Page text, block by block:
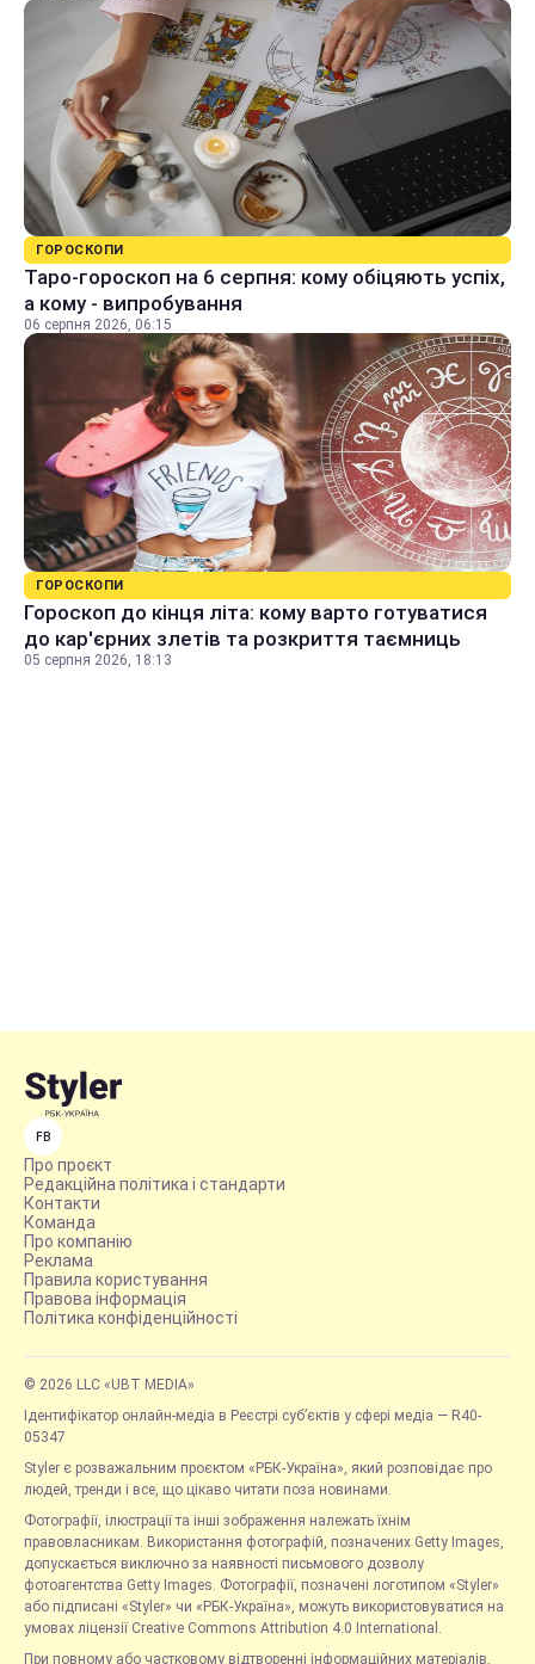
ГОРОСКОПИ
Таро-гороскоп на 6 серпня: кому обіцяють успіх,
а кому - випробування
06 серпня 2026, 06:15
ГОРОСКОПИ
Гороскоп до кінця літа: кому варто готуватися
до кар'єрних злетів та розкриття таємниць
05 серпня 2026, 18:13
FB
Про проєкт
Редакційна політика і стандарти
Контакти
Команда
Про компанію
Реклама
Правила користування
Правова інформація
Політика конфіденційності
© 2026 LLC «UBT MEDIA»
Ідентифікатор онлайн-медіа в Реєстрі суб’єктів у сфері медіа — R40-
05347
Styler є розважальним проєктом «РБК-Україна», який розповідає про
людей, тренди і все, що цікаво читати поза новинами.
Фотографії, ілюстрації та інші зображення належать їхнім
правовласникам. Використання фотографій, позначених Getty Images,
допускається виключно за наявності письмового дозволу
фотоагентства Getty Images. Фотографії, позначені логотипом «Styler»
або підписані «Styler» чи «РБК-Україна», можуть використовуватися на
умовах ліцензії Creative Commons Attribution 4.0 International.
При повному або частковому відтворенні інформаційних матеріалів,